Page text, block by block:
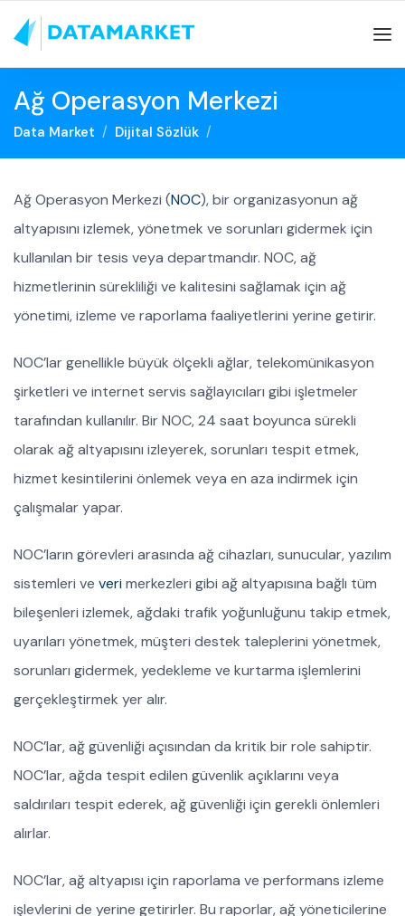
Ağ Operasyon Merkezi
Data Market Dijital Sözlük
Ağ Operasyon Merkezi (NOC), bir organizasyonun ağ
altyapısını izlemek, yönetmek ve sorunları gidermek için
kullanılan bir tesis veya departmandır. NOC, ağ
hizmetlerinin sürekliliği ve kalitesini sağlamak için ağ
yönetimi, izleme ve raporlama faaliyetlerini yerine getirir.
NOC’lar genellikle büyük ölçekli ağlar, telekomünikasyon
şirketleri ve internet servis sağlayıcıları gibi işletmeler
tarafından kullanılır. Bir NOC, 24 saat boyunca sürekli
olarak ağ altyapısını izleyerek, sorunları tespit etmek,
hizmet kesintilerini önlemek veya en aza indirmek için
çalışmalar yapar.
NOC’ların görevleri arasında ağ cihazları, sunucular, yazılım
sistemleri ve verimerkezleri gibi ağ altyapısına bağlı tüm
bileşenleri izlemek, ağdaki trafik yoğunluğunu takip etmek,
uyarıları yönetmek, müşteri destek taleplerini yönetmek,
sorunları gidermek, yedekleme ve kurtarma işlemlerini
gerçekleştirmek yer alır.
NOC’lar, ağ güvenliği açısından da kritik bir role sahiptir.
NOC’lar, ağda tespit edilen güvenlik açıklarını veya
saldırıları tespit ederek, ağ güvenliği için gerekli önlemleri
alırlar.
NOC’lar, ağ altyapısı için raporlama ve performans izleme
işlevlerini de yerine getirirler. Bu raporlar, ağ yöneticilerine